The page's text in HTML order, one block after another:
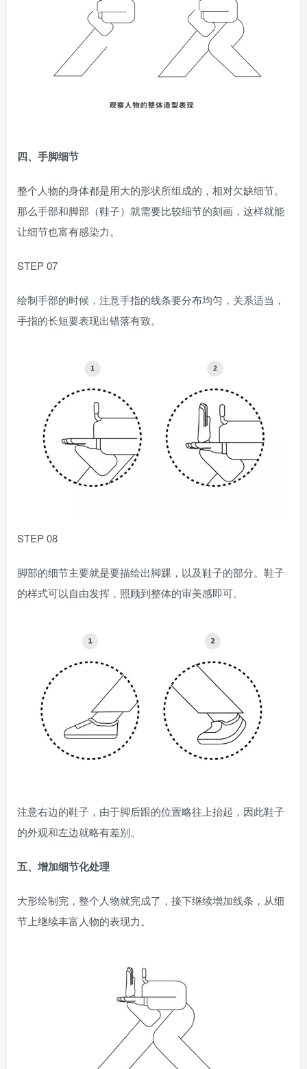
四、手脚细节
整个人物的身体都是用大的形状所组成的，相对欠缺细节。
那么手部和脚部（鞋子）就需要比较细节的刻画，这样就能
让细节也富有感染力。
STEP 07
绘制手部的时候，注意手指的线条要分布均匀，关系适当，
手指的长短要表现出错落有致。
STEP 08
脚部的细节主要就是要描绘出脚踝，以及鞋子的部分。鞋子
的样式可以自由发挥，照顾到整体的审美感即可。
注意右边的鞋子，由于脚后跟的位置略往上抬起，因此鞋子
的外观和左边就略有差别。
五、增加细节化处理
大形绘制完，整个人物就完成了，接下继续增加线条，从细
节上继续丰富人物的表现力。